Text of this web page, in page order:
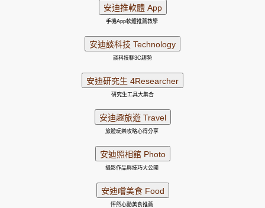
手機App軟體推薦教學
談科技聊3C趨勢
研究生工具大集合
旅遊玩樂攻略心得分享
攝影作品與技巧大公開
怦然心動美食推薦